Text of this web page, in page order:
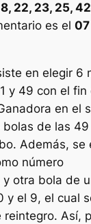
22, 23, 25,
es el 07
en elegir 6
y 49 con el
en el
de las 49
Además, se
número
otra bola de
y el 9, el cual
Así,